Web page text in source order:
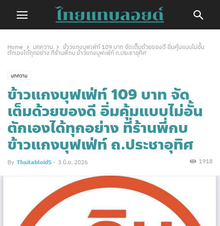
Home บทความ
ข้าวแกงบุฟเฟ่ท์ 109 บาท จัดเต็มด้วยของดี อิ่มคุ้มแบบไม่อั้น
ตักเองได้ทุกอย่าง ที่ร้านพี่กบ ข้าวแกงบุฟเฟ่ท์ ถ.ประชาอุทิศ
บทความ
ข้าวแกงบุฟเฟ่ท์ 109 บาท จัด
เต็มด้วยของดี อิ่มคุ้มแบบไม่อั้น
ตักเองได้ทุกอย่าง ที่ร้านพี่กบ
ข้าวแกงบุฟเฟ่ท์ ถ.ประชาอุทิศ
By Thaitabloid5 - 3 มิ.ย. 2026 1918